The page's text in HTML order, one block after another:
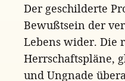
Der geschilderte
Bewußtsein der
Lebens wider. Die
Herrschaftspläne,
und Ungnade